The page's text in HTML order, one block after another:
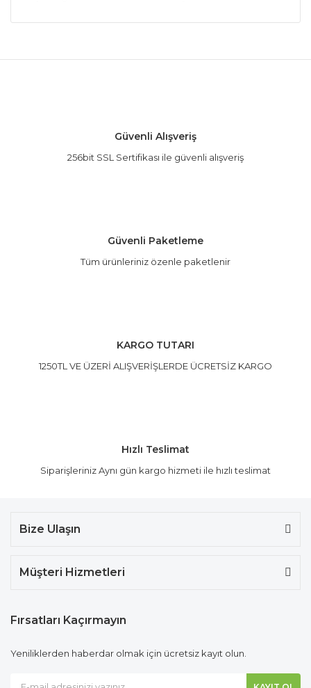
ve diğer konularda yetersiz gördüğünüz noktaları
Ürün açıklamasında eksik bilgiler bulunuyor.
Ürün bilgilerinde hatalar bulunuyor.
Güvenli Alışveriş
256bit SSL Sertifikası ile güvenli alışveriş
Güvenli Paketleme
Tüm ürünleriniz özenle paketlenir
KARGO TUTARI
1250TL VE ÜZERİ ALIŞVERİŞLERDE ÜCRETSİZ KARGO
Hızlı Teslimat
Siparişleriniz Aynı gün kargo hizmeti ile hızlı teslimat
Bize Ulaşın
Müşteri Hizmetleri
Fırsatları Kaçırmayın
Yeniliklerden haberdar olmak için ücretsiz kayıt olun.